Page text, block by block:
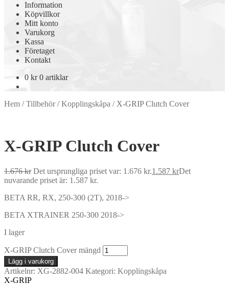
Information
Köpvillkor
Mitt konto
Varukorg
Kassa
Företaget
Kontakt
0 kr 0 artiklar
Hem /Tillbehör/Kopplingskåpa / X-GRIP Clutch Cover
X-GRIP Clutch Cover
1.676kr Det ursprungliga priset var: 1.676 kr.1.587 krDet
nuvarande priset är: 1.587 kr.
BETA RR, RX, 250-300 (2T), 2018->
BETA XTRAINER 250-300 2018->
I lager
X-GRIP Clutch Cover mängd
Lägg i varukorg
Artikelnr: XG-2882-004 Kategori: Kopplingskåpa
X-GRIP